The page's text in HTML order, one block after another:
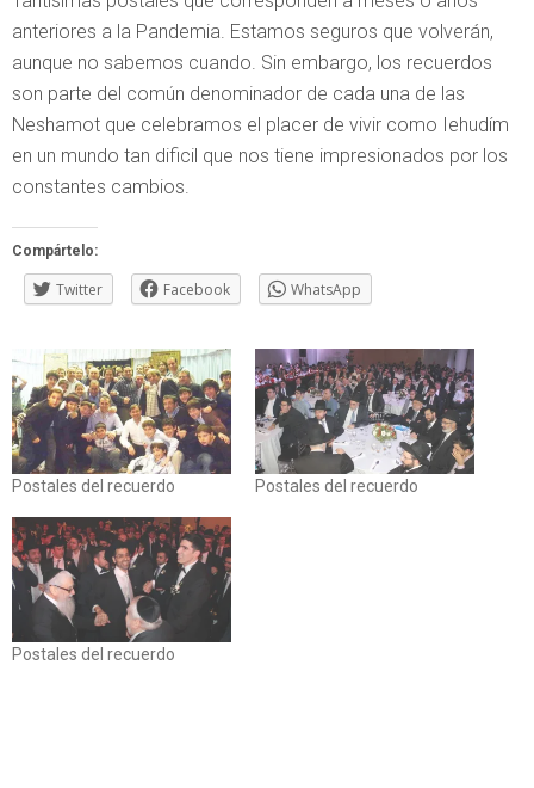
anteriores a la Pandemia. Estamos seguros que volverán,
aunque no sabemos cuando. Sin embargo, los recuerdos
son parte del común denominador de cada una de las
Neshamot que celebramos el placer de vivir como Iehudím
en un mundo tan dificil que nos tiene impresionados por los
constantes cambios.
Compártelo:
Twitter Facebook WhatsApp
Postales del recuerdo Postales del recuerdo
Postales del recuerdo